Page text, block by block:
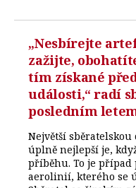
„Nesbírejte
zažijte,
tím získané
události,“ radí
posledním
Největší
úplně nejlepší je,
příběhu. To je případ
aerolinií, kterého se